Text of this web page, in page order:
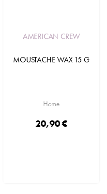
AMERICAN CREW
MOUSTACHE WAX 15 G
Home
20,90 €